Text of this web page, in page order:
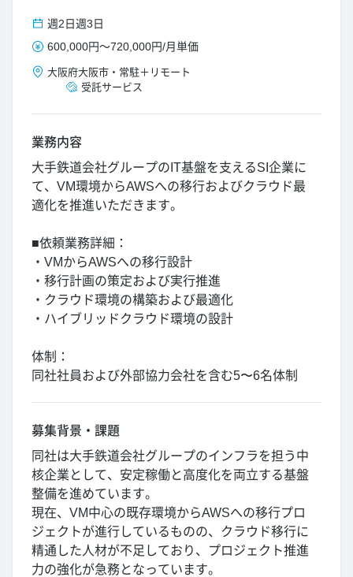
週2日週3日
600,000円～720,000円/月単価
大阪府大阪市 ・ 常駐＋リモート
受託サービス
業務内容
大手鉄道会社グループのIT基盤を支えるSI企業に
て、VM環境からAWSへの移行およびクラウド最
適化を推進いただきます。
■依頼業務詳細：
・VMからAWSへの移行設計
・移行計画の策定および実行推進
・クラウド環境の構築および最適化
・ハイブリッドクラウド環境の設計
体制：
同社社員および外部協力会社を含む5〜6名体制
募集背景・課題
同社は大手鉄道会社グループのインフラを担う中
核企業として、安定稼働と高度化を両立する基盤
整備を進めています。
現在、VM中心の既存環境からAWSへの移行プロ
ジェクトが進行しているものの、クラウド移行に
精通した人材が不足しており、プロジェクト推進
力の強化が急務となっています。